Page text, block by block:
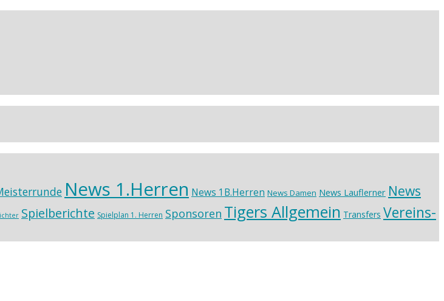
News 1.Herren News 1B.Herren News Damen News Lauflerner News
Spielberichte Spielplan 1. Herren Sponsoren Tigers Allgemein Transfers Vereins-